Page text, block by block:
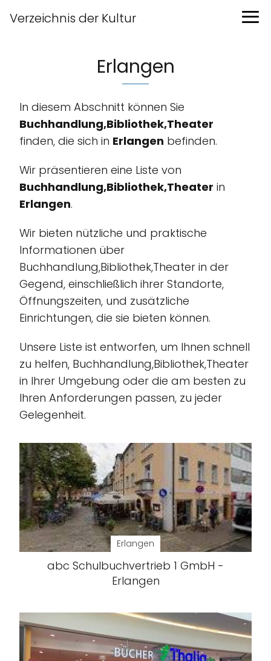
Verzeichnis der Kultur
Erlangen
In diesem Abschnitt können Sie
Buchhandlung,Bibliothek,Theater
finden, die sich in Erlangen befinden.
Wir präsentieren eine Liste von
Buchhandlung,Bibliothek,Theater in
Erlangen.
Wir bieten nützliche und praktische
Informationen über
Buchhandlung,Bibliothek,Theater in der
Gegend, einschließlich ihrer Standorte,
Öffnungszeiten, und zusätzliche
Einrichtungen, die sie bieten können.
Unsere Liste ist entworfen, um Ihnen schnell
zu helfen, Buchhandlung,Bibliothek,Theater
in Ihrer Umgebung oder die am besten zu
Ihren Anforderungen passen, zu jeder
Gelegenheit.
Erlangen
abc Schulbuchvertrieb 1 GmbH -
Erlangen